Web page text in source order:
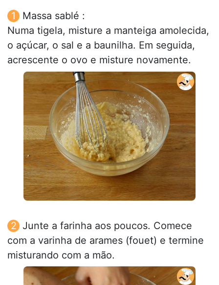
Massa sablé :
Numa tigela, misture a manteiga amolecida,
o açúcar, o sal e a baunilha. Em seguida,
acrescente o ovo e misture novamente.
Junte a farinha aos poucos. Comece
com a varinha de arames (fouet) e termine
misturando com a mão.